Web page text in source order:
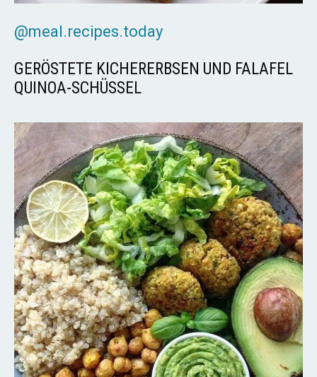
@meal.recipes.today
GERÖSTETE KICHERERBSEN UND FALAFEL
QUINOA-SCHÜSSEL